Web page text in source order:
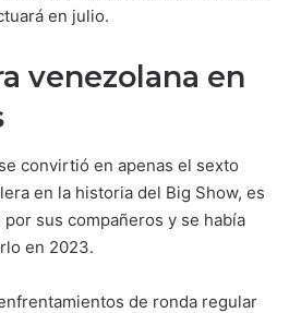
en julio.
venezolana en
convirtió en apenas el sexto
en la historia del Big Show, es
por sus compañeros y se había
en 2023.
de ronda regular